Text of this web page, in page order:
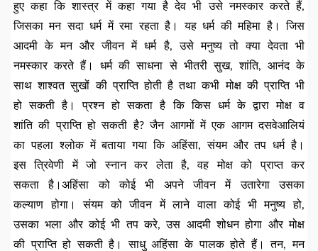
हुए कहा कि शास्त्र में कहा गया है देव भी उसे नमस्कार करते हैं,
जिसका मन सदा धर्म में रमा रहता है। यह धर्म की महिमा है। जिस
आदमी के मन और जीवन में धर्म है, उसे मनुष्य तो क्या देवता भी
नमस्कार करते हैं। धर्म की साधना से भीतरी सुख, शांति, आनंद के
साथ शाश्वत सुखों की प्राप्ति होती है तथा कभी मोक्ष की प्राप्ति भी
हो सकती है। प्रश्न हो सकता है कि किस धर्म के द्वारा मोक्ष व
शांति की प्राप्ति हो सकती है? जैन आगमों में एक आगम दसवेआलियं
का पहला श्लोक में बताया गया कि अहिंसा, संयम और तप धर्म है।
इस त्रिवेणी में जो स्नान कर लेता है, वह मोक्ष को प्राप्त कर
सकता है।अहिंसा को कोई भी अपने जीवन में उतारेगा उसका
कल्याण होगा। संयम को जीवन में लाने वाला कोई भी मनुष्य हो,
उसका भला और कोई भी तप करे, उस आदमी शोधन होगा और मोक्ष
की प्राप्ति हो सकती है। साधु अहिंसा के पालक होते हैं। तन, मन